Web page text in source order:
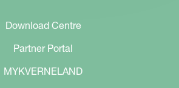
Download Centre
Partner Portal
MYKVERNELAND